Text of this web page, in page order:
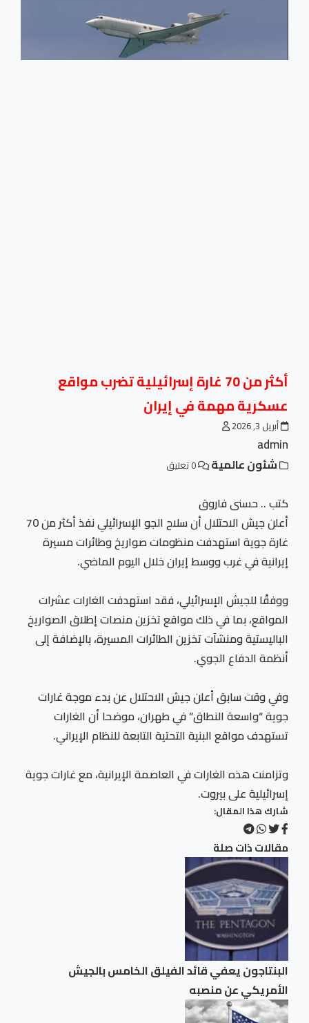
أكثر من 70 غارة إسرائيلية تضرب مواقع
عسكرية مهمة في إيران
أبريل 3, 2026
admin
شئون عالمية
كتب .. حسنى فاروق
أعلن جيش الاحتلال أن سلاح الجو الإسرائيلي نفذ أكثر من 70
غارة جوية استهدفت منظومات صواريخ وطائرات مسيرة
إيرانية في غرب ووسط إيران خلال اليوم الماضي.
ووفقًا للجيش الإسرائيلي، فقد استهدفت الغارات عشرات
المواقع، بما في ذلك مواقع تخزين منصات إطلاق الصواريخ
الباليستية ومنشآت تخزين الطائرات المسيرة، بالإضافة إلى
أنظمة الدفاع الجوي.
وفي وقت سابق أعلن جيش الاحتلال عن بدء موجة غارات
جوية “واسعة النطاق” في طهران، موضحا أن الغارات
تستهدف مواقع البنية التحتية التابعة للنظام الإيراني.
وتزامنت هذه الغارات في العاصمة الإيرانية، مع غارات جوية
إسرائيلية على بيروت.
شارك هذا المقال:
مقالات ذات صلة
البنتاجون يعفي قائد الفيلق الخامس بالجيش
الأمريكي عن منصبه